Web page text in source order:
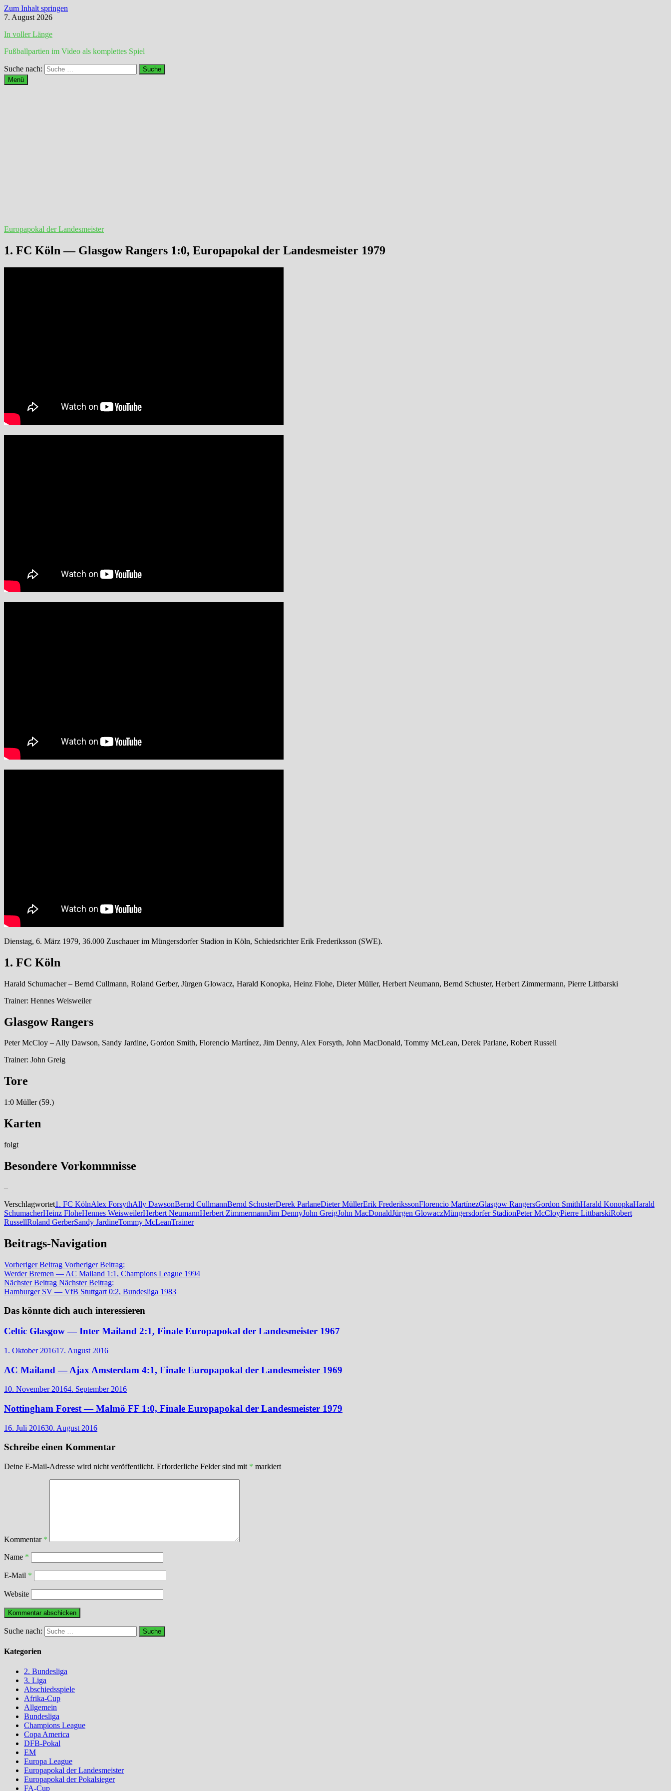
Zum Inhalt springen
7. August 2026
In voller Länge
Fußballpartien im Video als komplettes Spiel
Suche nach:
Menü
Europapokal der Landesmeister
1. FC Köln — Glasgow Rangers 1:0, Europapokal der Landesmeister 1979
Dienstag, 6. März 1979, 36.000 Zuschauer im Müngersdorfer Stadion in Köln, Schiedsrichter Erik Frederiksson (SWE).
1. FC Köln
Harald Schumacher – Bernd Cullmann, Roland Gerber, Jürgen Glowacz, Harald Konopka, Heinz Flohe, Dieter Müller, Herbert Neumann, Bernd Schuster, Herbert Zimmermann, Pierre Littbarski
Trainer: Hennes Weisweiler
Glasgow Rangers
Peter McCloy – Ally Dawson, Sandy Jardine, Gordon Smith, Florencio Martínez, Jim Denny, Alex Forsyth, John MacDonald, Tommy McLean, Derek Parlane, Robert Russell
Trainer: John Greig
Tore
1:0 Müller (59.)
Karten
folgt
Besondere Vorkommnisse
–
Verschlagwortet1. FC KölnAlex ForsythAlly DawsonBernd CullmannBernd SchusterDerek ParlaneDieter MüllerErik FrederikssonFlorencio MartínezGlasgow RangersGordon SmithHarald KonopkaHarald
SchumacherHeinz FloheHennes WeisweilerHerbert NeumannHerbert ZimmermannJim DennyJohn GreigJohn MacDonaldJürgen GlowaczMüngersdorfer StadionPeter McCloyPierre LittbarskiRobert
RussellRoland GerberSandy JardineTommy McLeanTrainer
Beitrags-Navigation
Vorheriger Beitrag Vorheriger Beitrag:
Werder Bremen — AC Mailand 1:1, Champions League 1994
Nächster Beitrag Nächster Beitrag:
Hamburger SV — VfB Stuttgart 0:2, Bundesliga 1983
Das könnte dich auch interessieren
Celtic Glasgow — Inter Mailand 2:1, Finale Europapokal der Landesmeister 1967
1. Oktober 201617. August 2016
AC Mailand — Ajax Amsterdam 4:1, Finale Europapokal der Landesmeister 1969
10. November 20164. September 2016
Nottingham Forest — Malmö FF 1:0, Finale Europapokal der Landesmeister 1979
16. Juli 201630. August 2016
Schreibe einen Kommentar
Deine E-Mail-Adresse wird nicht veröffentlicht. Erforderliche Felder sind mit * markiert
Kommentar *
Name *
E-Mail *
Website
Suche nach:
Kategorien
2. Bundesliga
3. Liga
Abschiedsspiele
Afrika-Cup
Allgemein
Bundesliga
Champions League
Copa America
DFB-Pokal
EM
Europa League
Europapokal der Landesmeister
Europapokal der Pokalsieger
FA-Cup